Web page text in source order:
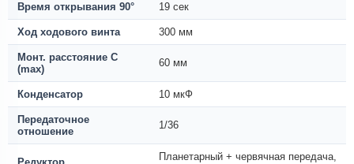
Время открывания 90° 19 сек
Ход ходового винта 300 мм
Монт. расстояние С
(max)
60 мм
Конденсатор 10 мкФ
Передаточное
отношение
1/36
Планетарный + червячная передача,